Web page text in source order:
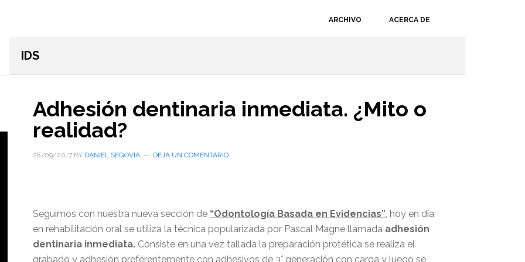
ARCHIVO ACERCA DE
IDS
Adhesión dentinaria inmediata. ¿Mito o
realidad?
28/09/2017 BY DANIEL SEGOVIA DEJA UN COMENTARIO
Seguimos con nuestra nueva sección de “Odontología Basada en Evidencias”, hoy en día
en rehabilitación oral se utiliza la técnica popularizada por Pascal Magne llamada adhesión
dentinaria inmediata. Consiste en una vez tallada la preparación protética se realiza el
grabado y adhesión preferentemente con adhesivos de 3° generación con carga y luego se